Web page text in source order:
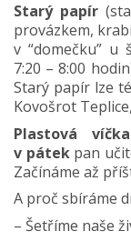
Starý papír
provázkem,
v “domečku” u
7:20 – 8:00
Starý papír lze
Kovošrot
Plastová víčka
v pátek pan
Začínáme až
A proč sbíráme
– Šetříme naše